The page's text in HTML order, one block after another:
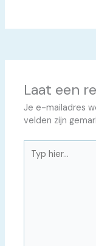
Laat een
Je e-mailadres
velden zijn
hier...